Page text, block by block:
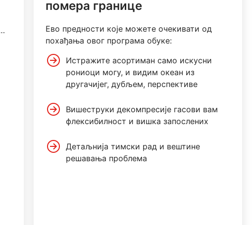
(imperial)
помера границе
Ево предности које можете очекивати од
похађања овог програма обуке:
Истражите асортиман само искусни
рониоци могу, и видим океан из
другачијег, дубљем, перспективе
Вишеструки декомпресије гасови вам
флексибилност и вишка запослених
Детаљнија тимски рад и вештине
решавања проблема